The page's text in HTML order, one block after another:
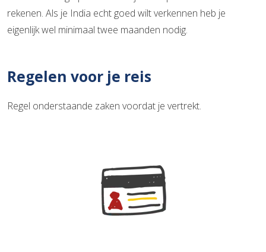
rekenen. Als je India echt goed wilt verkennen heb je
eigenlijk wel minimaal twee maanden nodig.
Regelen voor je reis
Regel onderstaande zaken voordat je vertrekt.